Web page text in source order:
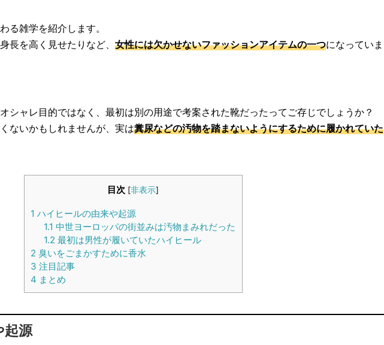
る雑学を紹介します。
長を高く見せたりなど、 女性には欠かせないファッションアイテムの一つになっていま
シャレ目的ではなく、最初は別の用途で考案された靴だったってご存じでしょうか？
ないかもしれませんが、実は糞尿などの汚物を踏まないようにするために履かれていた
目次 [非表示]
1 ハイヒールの由来や起源
1.1 中世ヨーロッパの街並みは汚物まみれだった
1.2 最初は男性が履いていたハイヒール
2 臭いをごまかすために香水
3 注目記事
4 まとめ
起源